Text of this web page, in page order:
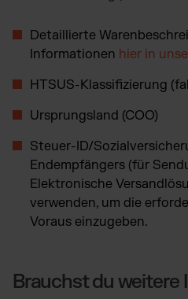
Detaillierte
Informationen hier in
HTSUS-Klassifizierung
Ursprungsland (COO)
Steuer-ID/
Endempfängers (für
Elektronische
verwenden, um die
Voraus einzugeben.
Brauchst du